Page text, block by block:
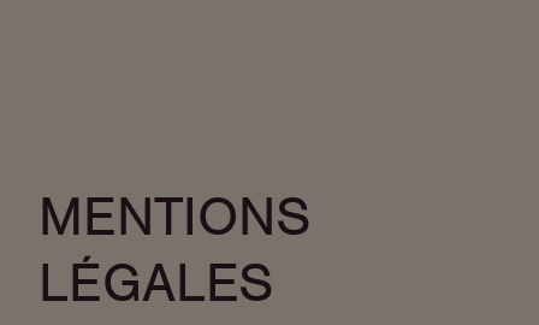
Johannesburg Rosebank
Afrique du Sud
London City
Royaume-Uni
MENTIONS
LÉGALES